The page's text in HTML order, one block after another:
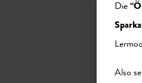
Die
Also